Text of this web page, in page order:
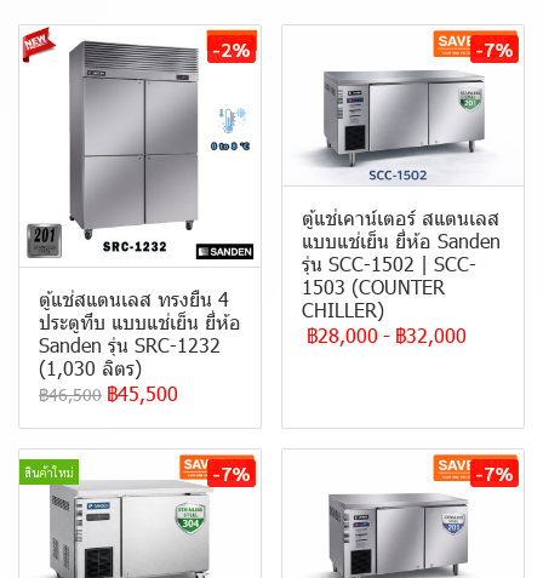
-2%
ตู้แช่สแตนเลส ทรงยืน 4
ประตูทึบ แบบ แช่เย็น ยี่ห้อ
Sanden รุ่น SRC-1232
(1,030 ลิตร)
฿46,500 ฿45,500
-7%
ตู้แช่เคาน์เตอร์ สแตนเลส
แบบแช่เย็น ยี่ห้อ Sanden
รุ่น SCC-1502 | SCC-
1503 (COUNTER
CHILLER)
฿28,000 - ฿32,000
สินค้าใหม่ -7% -7%